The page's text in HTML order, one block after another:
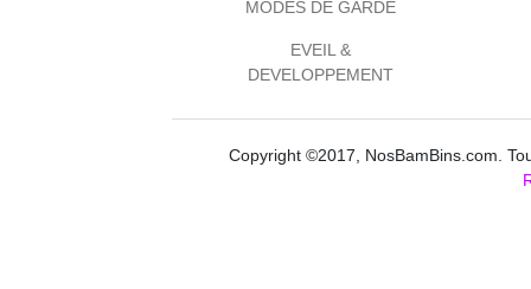
MODES DE GARDE
EVEIL &
DEVELOPPEMENT
Copyright ©2017, NosBamBins.com.